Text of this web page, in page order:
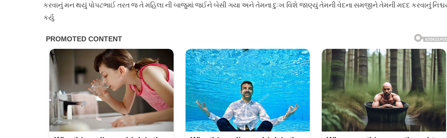
કરવાનું મન થયું પોપટભાઈ તરત જ તે મહિલા ની બાજુમાં જઈને બેસી ગયા અને તેમના દુઃખ વિશે જાણ્યું તેમની વેદના સમજીને તેમની મદદ કરવાનું
કર્યુ.